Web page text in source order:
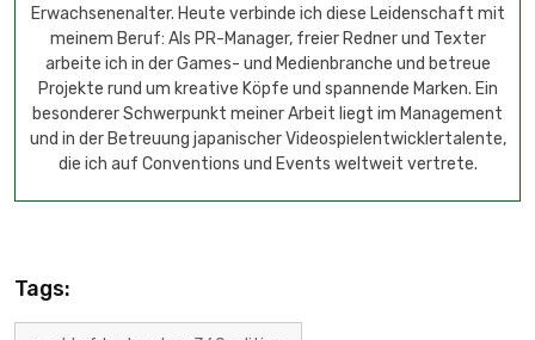
Erwachsenenalter. Heute verbinde ich diese Leidenschaft mit
meinem Beruf: Als PR-Manager, freier Redner und Texter
arbeite ich in der Games- und Medienbranche und betreue
Projekte rund um kreative Köpfe und spannende Marken. Ein
besonderer Schwerpunkt meiner Arbeit liegt im Management
und in der Betreuung japanischer Videospielentwicklertalente,
die ich auf Conventions und Events weltweit vertrete.
Tags: